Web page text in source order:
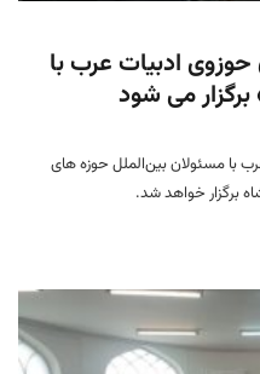
ادبیات عرب با
می شود
با مسئولان بین‌الملل حوزه های